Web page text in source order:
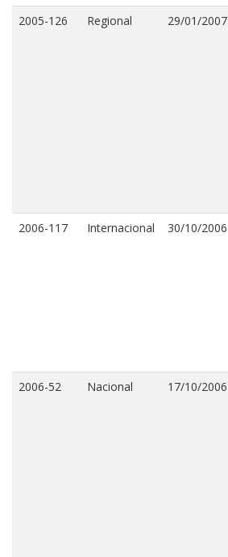
2005-126 Regional 29/01/2007
2006-117 Internacional 30/10/2006
2006-52 Nacional 17/10/2006